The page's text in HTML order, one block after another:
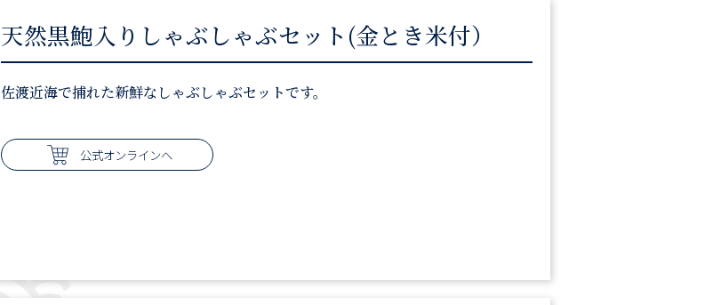
天然黒鮑入りしゃぶしゃぶセット(金とき米付）
佐渡近海で捕れた新鮮なしゃぶしゃぶセットです。
公式オンラインへ